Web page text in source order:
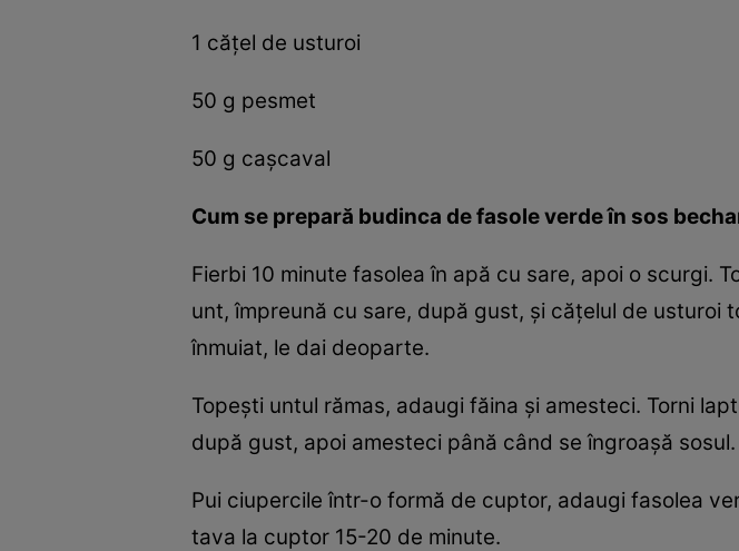
1 căţel de usturoi
50 g pesmet
50 g caşcaval
Cum se prepară budinca de fasole verde în sos
Fierbi 10 minute fasolea în apă cu sare, apoi o scurgi.
unt, împreună cu sare, după gust, şi căţelul de usturoi
înmuiat, le dai deoparte.
Topeşti untul rămas, adaugi făina şi amesteci. Torni
după gust, apoi amesteci până când se îngroaşă sosul.
Pui ciupercile într-o formă de cuptor, adaugi fasolea
tava la cuptor 15-20 de minute.